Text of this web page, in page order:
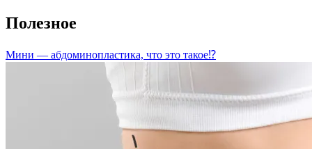
Полезное
Мини — абдоминопластика, что это такое⁉️